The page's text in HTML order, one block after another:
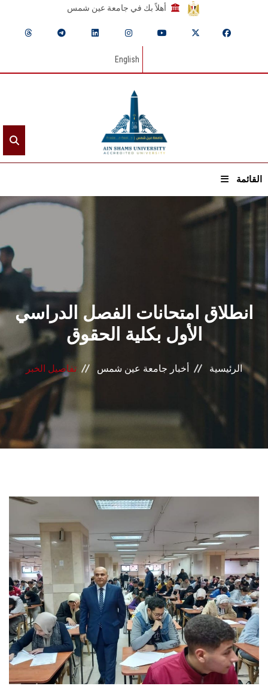
أهلاً بك في جامعة عين شمس
English
القائمة
الرئيسيـة
عن الجامعة
القطاعـات
الشئون الأكاديمية
البحث العلمي
الرعاية الصحية
المراكز والوحدات
الأنظمة الذكية
الطلاب
هيئة التدريس
الدراسات العليا
الخريجين
انطلاق امتحانات الفصل الدراسي
الأول بكلية الحقوق
الرئيسية أخبار جامعة عين شمس تفاصيل الخبر